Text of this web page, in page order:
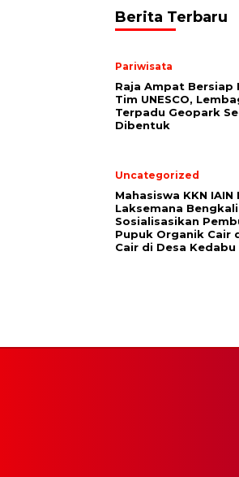
Berita Terbaru
Pariwisata
Raja Ampat Bersiap
Tim UNESCO,
Terpadu Geopark
Dibentuk
Uncategorized
Mahasiswa KKN IAIN
Laksemana
Sosialisasikan
Pupuk Organik Cair
Cair di Desa